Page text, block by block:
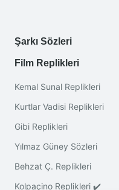
Şarkı Sözleri
Film Replikleri
Kemal Sunal Replikleri
Kurtlar Vadisi Replikleri
Gibi Replikleri
Yılmaz Güney Sözleri
Behzat Ç. Replikleri
Kolpaçino Replikleri ✔️